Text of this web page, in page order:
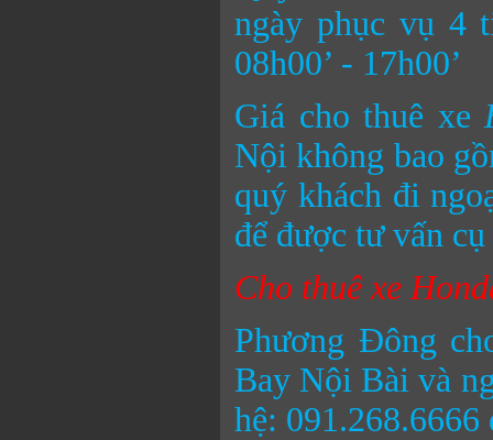
ngày phục vụ 4
08h00’ - 17h00’
Giá cho thuê xe
Nội không bao
quý khách đi
để được tư vấn
Cho thuê xe
Phương Đông
Bay Nội Bài và
hệ: